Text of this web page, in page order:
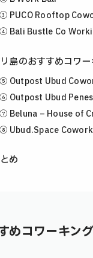
③ PUCO Rooftop
④ Bali Bustle Co
島のおすすめコワ
⑤ Outpost Ubud
⑥ Outpost Ubud
⑦ Beluna – House of
⑧ Ubud.Space
め
めコワーキン